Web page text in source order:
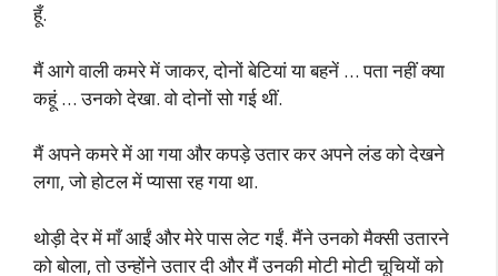
हूँ.
मैं आगे वाली कमरे में जाकर, दोनों बेटियां या बहनें … पता नहीं क्या
कहूं … उनको देखा. वो दोनों सो गई थीं.
मैं अपने कमरे में आ गया और कपड़े उतार कर अपने लंड को देखने
लगा, जो होटल में प्यासा रह गया था.
थोड़ी देर में माँ आईं और मेरे पास लेट गईं. मैंने उनको मैक्सी उतारने
को बोला, तो उन्होंने उतार दी और मैं उनकी मोटी मोटी चूचियों को